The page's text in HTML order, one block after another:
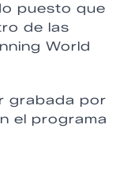
puesto que
de las
World
grabada por
el programa